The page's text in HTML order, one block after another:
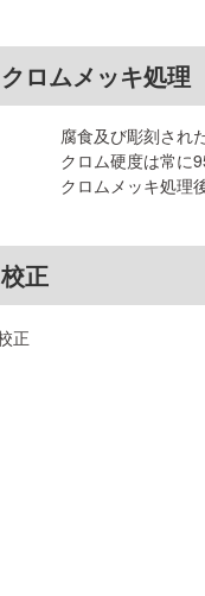
クロムメッキ処理
腐食及び彫刻され
クロム硬度は常に
クロムメッキ処理
校正